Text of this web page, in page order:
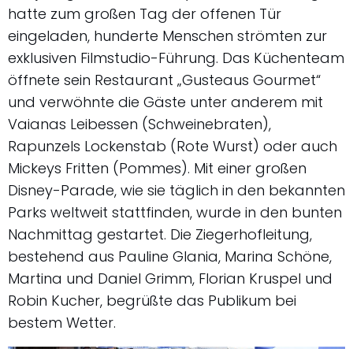
hatte zum großen Tag der offenen Tür
eingeladen, hunderte Menschen strömten zur
exklusiven Filmstudio-Führung. Das Küchenteam
öffnete sein Restaurant „Gusteaus Gourmet“
und verwöhnte die Gäste unter anderem mit
Vaianas Leibessen (Schweinebraten),
Rapunzels Lockenstab (Rote Wurst) oder auch
Mickeys Fritten (Pommes). Mit einer großen
Disney-Parade, wie sie täglich in den bekannten
Parks weltweit stattfinden, wurde in den bunten
Nachmittag gestartet. Die Ziegerhofleitung,
bestehend aus Pauline Glania, Marina Schöne,
Martina und Daniel Grimm, Florian Kruspel und
Robin Kucher, begrüßte das Publikum bei
bestem Wetter.